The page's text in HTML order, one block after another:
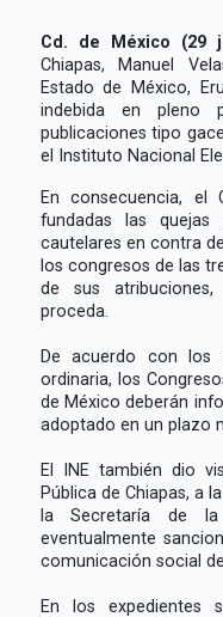
Cd. de México (29
Chiapas, Manuel
Estado de México,
indebida en pleno
publicaciones tipo
el Instituto Nacional
En consecuencia, el
fundadas las quejas
cautelares en contra
los congresos de las
de sus
proceda.
De acuerdo con los
ordinaria, los
de México deberán
adoptado en un plazo
El INE también dio
Pública de Chiapas, a
la Secretaría de la
eventualmente
comunicación social
En los expedientes